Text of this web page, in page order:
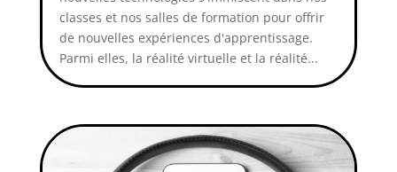
classes et nos salles de formation pour offrir
de nouvelles expériences d'apprentissage.
Parmi elles, la réalité virtuelle et la réalité...